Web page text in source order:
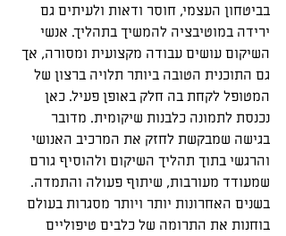
בביטחון העצמי, חוסר ודאות ולעיתים גם
ירידה במוטיבציה להמשיך בתהליך. אנשי
השיקום עושים עבודה מקצועית ומסורה, אך
גם התוכנית הטובה ביותר תלויה ברצון של
המטופל לקחת בה חלק באופן פעיל. כאן
נכנסת לתמונה כלבנות שיקומית. מדובר
בגישה שמבקשת לחזק את המרכיב האנושי
והרגשי בתוך תהליך השיקום ולהוסיף גורם
שמעודד מעורבות, שיתוף פעולה והתמדה.
בשנים האחרונות יותר ויותר מסגרות בעולם
בוחנות את התרומה של כלבים טיפוליים